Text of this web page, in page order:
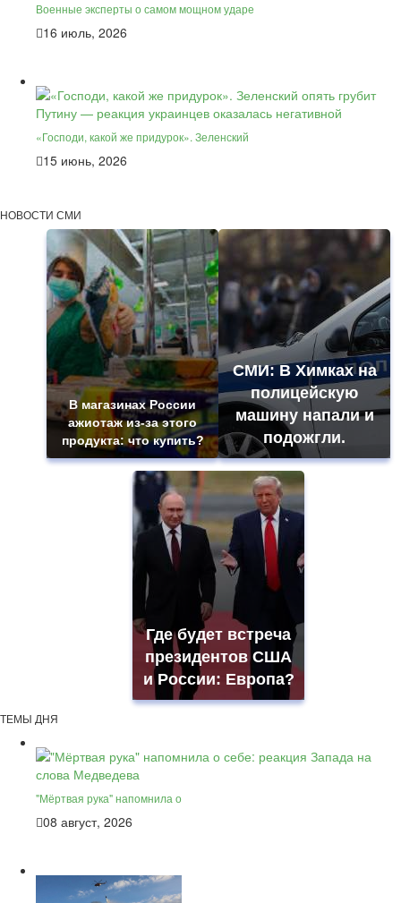
Военные эксперты о самом мощном ударе
16 июль, 2026
«Господи, какой же придурок». Зеленский
15 июнь, 2026
НОВОСТИ СМИ
В магазинах России
ажиотаж из-за этого
продукта: что купить?
СМИ: В Химках на
полицейскую
машину напали и
подожгли.
Где будет встреча
президентов США
и России: Европа?
ТЕМЫ ДНЯ
"Мёртвая рука" напомнила о
08 август, 2026